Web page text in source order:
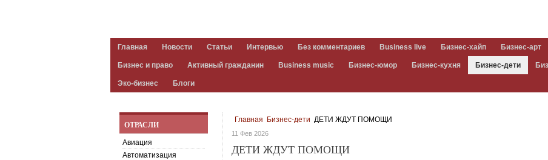
Главная Новости Статьи Интервью Без комментариев Business live Бизнес-хайп Бизнес-арт
Бизнес и право Активный гражданин Business music Бизнес-юмор Бизнес-кухня Бизнес-дети
Эко-бизнес Блоги
Главная Бизнес-дети ДЕТИ ЖДУТ ПОМОЩИ
11 Фев 2026
ДЕТИ ЖДУТ ПОМОЩИ
ОТРАСЛИ
Авиация
Автоматизация